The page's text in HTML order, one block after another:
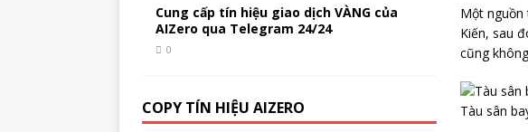
Một nguồn
Kiến, sau
cũng
Tàu sân
Cung cấp tín hiệu giao dịch VÀNG của
AIZero qua Telegram 24/24
0
COPY TÍN HIỆU AIZERO